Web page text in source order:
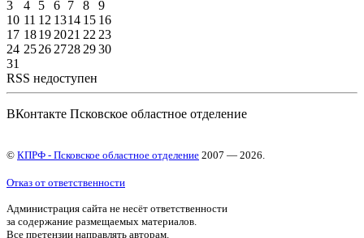
3
4 5 6 7 8
9
10 11 12 1314 15 16
17 18192021 2223
24 252627282930
31
RSS недоступен
ВКонтакте Псковское областное отделение
© КПРФ - Псковское областное отделение 2007 — 2026.
Отказ от ответственности
Администрация сайта не несёт ответственности
за содержание размещаемых материалов.
Все претензии направлять авторам.